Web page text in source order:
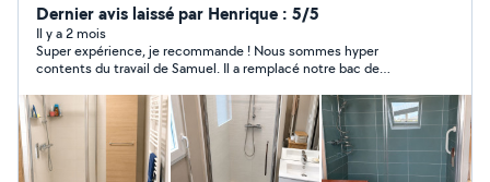
(35). J'interviens pour toutes prestations
d'aménagement de salle de bain, chauffage, plomberie
générale, installation de pompe à chaleur, réparation de
ballon d'eau chaude, climatisation.. La satisfaction de
nos clients (particuliers, collectivités, professionnels)
est le fruit d'un travail bien fait. Nous assurons un
service après-vente de qualité. Des prix avantageux
sont étudiés pour nos clients les plus fidèles. Pourquoi
Dernier avis laissé par Henrique : 5/5
Il y a 2 mois
Super expérience, je recommande ! Nous sommes hyper
contents du travail de Samuel. Il a remplacé notre bac de
d'efficacité. En plus d'être très professionnel, ses tarifs sont
vraiment raisonnables. Un grand merci à lui. Vous pouvez lui
faire confiance les yeux fermés !